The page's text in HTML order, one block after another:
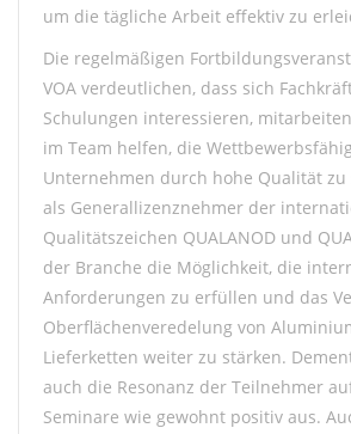
um die tägliche Arbeit effektiv zu
Die regelmäßigen
VOA verdeutlichen, dass sich
Schulungen interessieren,
im Team helfen, die
Unternehmen durch hohe Qualität zu
als Generallizenznehmer der
Qualitätszeichen QUALANOD und
der Branche die Möglichkeit, die
Anforderungen zu erfüllen und das
Oberflächenveredelung von
Lieferketten weiter zu stärken.
auch die Resonanz der Teilnehmer
Seminare wie gewohnt positiv aus.